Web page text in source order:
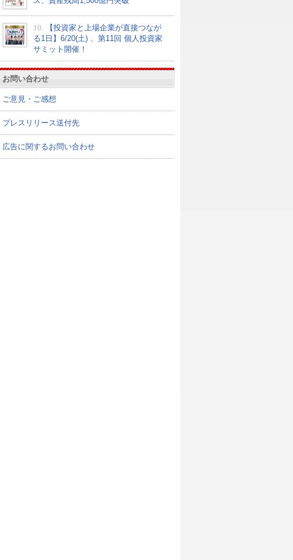
10.
【投資家と上場企業が直接つなが
る1日】6/20(土) 、第11回 個人投資家
サミット開催！
お問い合わせ
ご意見・ご感想
プレスリリース送付先
広告に関するお問い合わせ